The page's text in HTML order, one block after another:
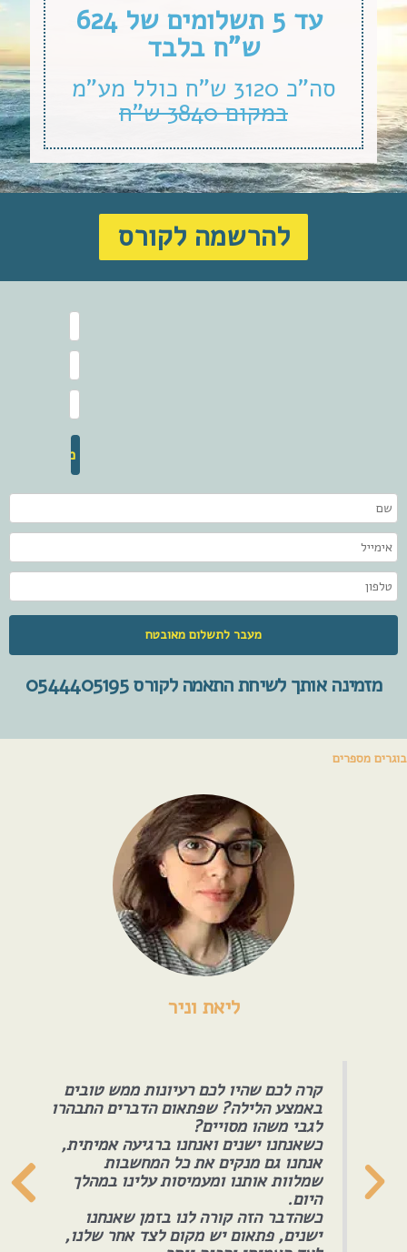
עד 5 תשלומים של 624
ש”ח בלבד
סה”כ 3120 ש”ח כולל מע”מ
במקום 3840 ש”ח
להרשמה לקורס
מזמינה אותך לשיחת התאמה לקורס 0544405195
בוגרים מספרים
ליאת וניר
קרה לכם שהיו לכם רעיונות ממש טובים
באמצע הלילה? שפתאום הדברים התבהרו
לגבי משהו מסויים?
כשאנחנו ישנים ואנחנו ברגיעה אמיתית,
אנחנו גם מנקים את כל המחשבות
שמלוות אותנו ומעמיסות עלינו במהלך
היום.
כשהדבר הזה קורה לנו בזמן שאנחנו
ישנים, פתאום יש מקום לצד אחר שלנו,